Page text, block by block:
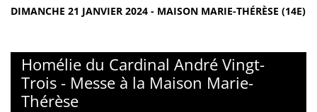
DIMANCHE 21 JANVIER 2024 - MAISON MARIE-THÉRÈSE (14E)
Homélie du Cardinal André Vingt-
Trois - Messe à la Maison Marie-
Thérèse